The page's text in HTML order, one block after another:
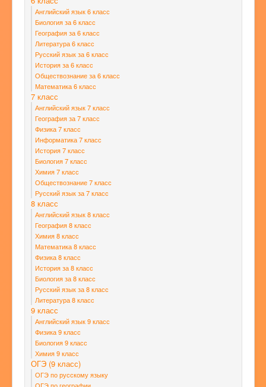
Английский язык 6 класс
Биология за 6 класс
География за 6 класс
Литература 6 класс
Русский язык за 6 класс
История за 6 класс
Обществознание за 6 класс
Математика 6 класс
7 класс
Английский язык 7 класс
География за 7 класс
Физика 7 класс
Информатика 7 класс
История 7 класс
Биология 7 класс
Химия 7 класс
Обществознание 7 класс
Русский язык за 7 класс
8 класс
Английский язык 8 класс
География 8 класс
Химия 8 класс
Математика 8 класс
Физика 8 класс
История за 8 класс
Биология за 8 класс
Русский язык за 8 класс
Литература 8 класс
9 класс
Английский язык 9 класс
Физика 9 класс
Биология 9 класс
Химия 9 класс
ОГЭ (9 класс)
ОГЭ по русскому языку